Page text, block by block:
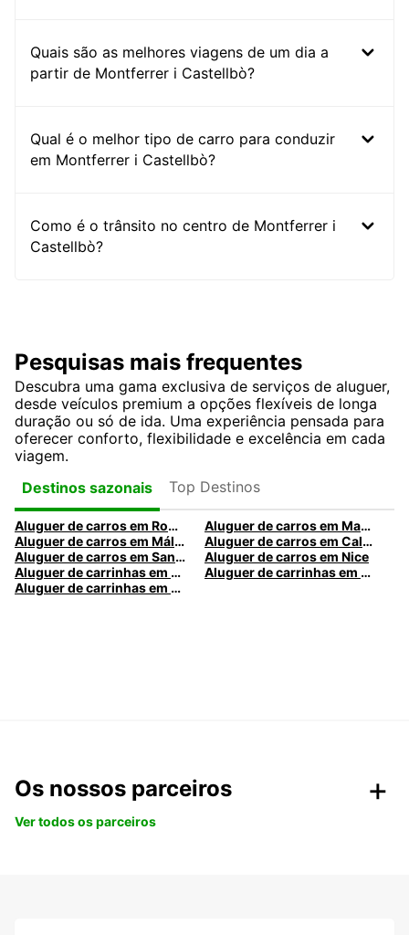
Quais são as melhores viagens de um dia a
partir de Montferrer i Castellbò?
Qual é o melhor tipo de carro para conduzir
em Montferrer i Castellbò?
Como é o trânsito no centro de Montferrer i
Castellbò?
Pesquisas mais frequentes
Descubra uma gama exclusiva de serviços de aluguer,
desde veículos premium a opções flexíveis de longa
duração ou só de ida. Uma experiência pensada para
oferecer conforto, flexibilidade e excelência em cada
viagem.
Destinos sazonais
Top Destinos
Aluguer de carros em Roma
Aluguer de carros em Madrid
Aluguer de carros em Málaga
Aluguer de carros em Caldas da Rainha
Aluguer de carros em Santa Maria da Feira
Aluguer de carros em Nice
Aluguer de carrinhas em Nice
Aluguer de carrinhas em Santa Maria da Feira
Aluguer de carrinhas em Caldas da Rainha
Os nossos parceiros
Ver todos os parceiros